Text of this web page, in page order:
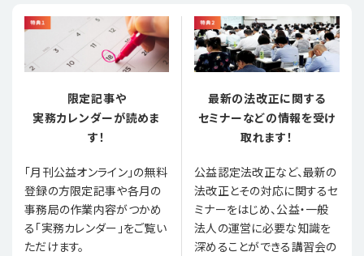
限定記事や
実務カレンダーが読めま
す！
「月刊公益オンライン」の無料
登録の方限定記事や各月の
事務局の作業内容がつかめ
る「実務カレンダー」をご覧い
ただけます。
最新の法改正に関する
セミナーなどの情報を受け
取れます！
公益認定法改正など、最新の
法改正とその対応に関するセ
ミナーをはじめ、公益・一般
法人の運営に必要な知識を
深めることができる講習会の